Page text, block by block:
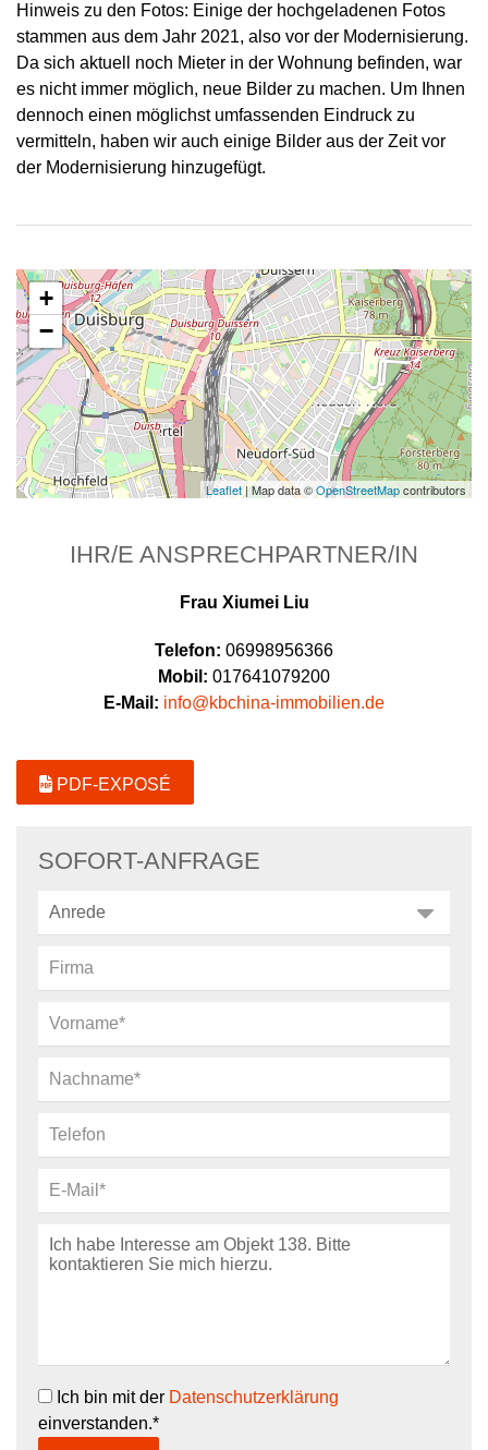
Hinweis zu den Fotos: Einige der hochgeladenen Fotos
stammen aus dem Jahr 2021, also vor der Modernisierung.
Da sich aktuell noch Mieter in der Wohnung befinden, war
es nicht immer möglich, neue Bilder zu machen. Um Ihnen
dennoch einen möglichst umfassenden Eindruck zu
vermitteln, haben wir auch einige Bilder aus der Zeit vor
der Modernisierung hinzugefügt.
+
−
Leaflet| Map data ©OpenStreetMapcontributors
IHR/E ANSPRECHPARTNER/IN
Frau Xiumei Liu
Telefon: 06998956366
Mobil: 017641079200
E-Mail: info@kbchina-immobilien.de
PDF-EXPOSÉ
SOFORT-ANFRAGE
Ich bin mit der Datenschutzerklärung
einverstanden.*